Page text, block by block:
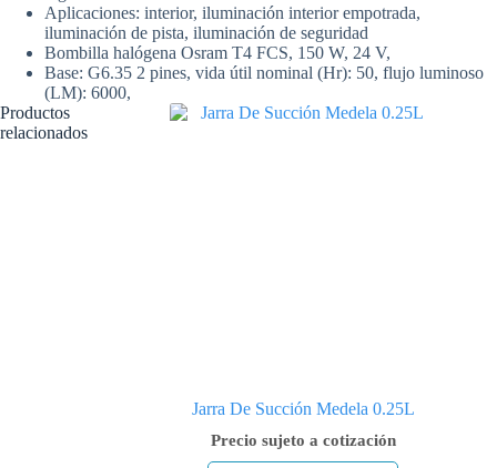
Aplicaciones: interior, iluminación interior empotrada,
iluminación de pista, iluminación de seguridad
Bombilla halógena Osram T4 FCS, 150 W, 24 V,
Base: G6.35 2 pines, vida útil nominal (Hr): 50, flujo luminoso
(LM): 6000,
Productos
relacionados
Jarra De Succión Medela 0.25L
Precio sujeto a cotización